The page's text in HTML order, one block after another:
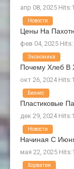
апр 08, 2025
Цены На
фев 04, 2025
Новости
Почему Хлеб В
окт 26, 2024
Экономика
Пластиковые
дек 29, 2024
Бизнес
Начиная С
мая 22, 2025
Новости
Хорватия